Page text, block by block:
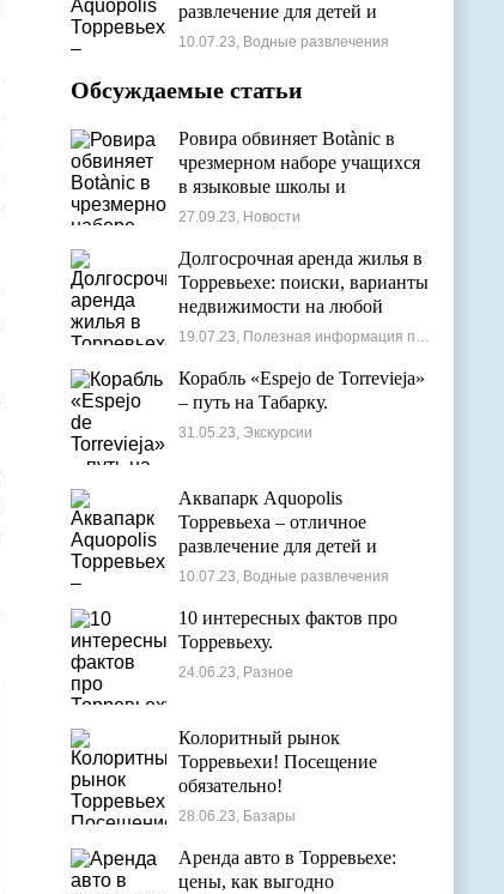
развлечение для детей и
взрослых
10.07.23, Водные развлечения
Обсуждаемые статьи
Ровира обвиняет Botànic в
чрезмерном наборе учащихся
в языковые школы и
проблемах с ассигнованиями
27.09.23, Новости
Долгосрочная аренда жилья в
Торревьехе: поиски, варианты
недвижимости на любой
бюджет
19.07.23, Полезная информация по недвижимости
Корабль «Espejo de Torrevieja»
– путь на Табарку.
31.05.23, Экскурсии
Аквапарк Aquopolis
Торревьеха – отличное
развлечение для детей и
взрослых
10.07.23, Водные развлечения
10 интересных фактов про
Торревьеху.
24.06.23, Разное
Колоритный рынок
Торревьехи! Посещение
обязательно!
28.06.23, Базары
Аренда авто в Торревьехе:
цены, как выгодно